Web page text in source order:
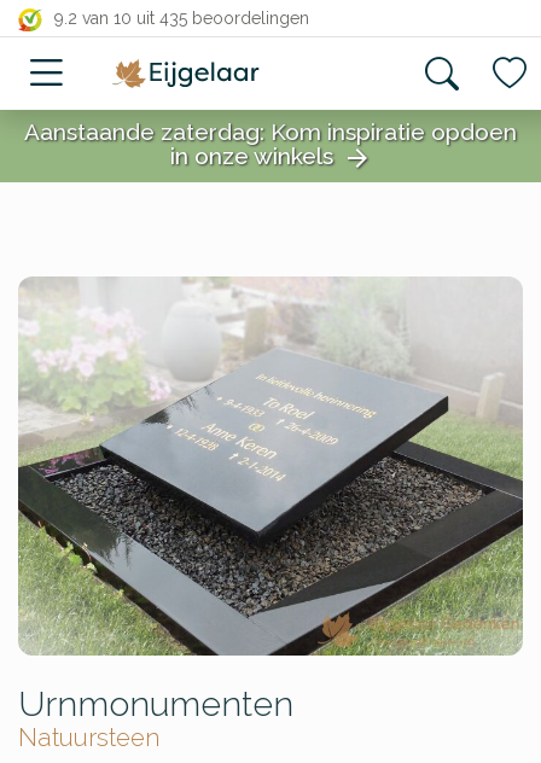
9.2 van 10 uit 435 beoordelingen
close
close
Aanstaande zaterdag: Kom inspiratie opdoen
in onze winkels arrow_forward
Urnmonumenten
Natuursteen